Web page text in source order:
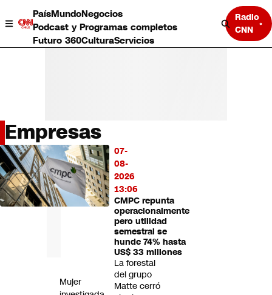
PaísMundoNegocios
Podcast y Programas completos
Futuro 360CulturaServicios
Radio
CNN
País
Mundo
Negocios
Deportes
Programas completos
Empresas
07-
08-
2026
13:06
CMPC repunta
operacionalmente
pero utilidad
semestral se
hunde 74% hasta
US$ 33 millones
La forestal
del grupo
Matte cerró
LO
MÁS
LEÍDO
Mujer